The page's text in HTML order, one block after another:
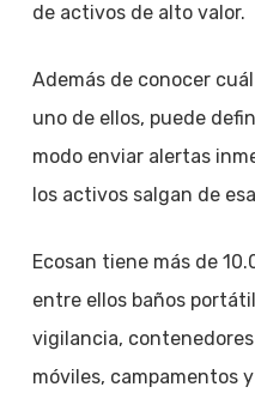
de activos de alto valor.
Además de conocer
uno de ellos, puede
modo enviar alertas
los activos salgan de
Ecosan tiene más de
entre ellos baños
vigilancia,
móviles, campamentos